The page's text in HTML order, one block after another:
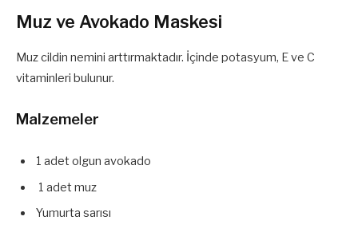
Muz ve Avokado Maskesi
Muz cildin nemini arttırmaktadır. İçinde potasyum, E ve C
vitaminleri bulunur.
Malzemeler
1 adet olgun avokado
1 adet muz
Yumurta sarısı